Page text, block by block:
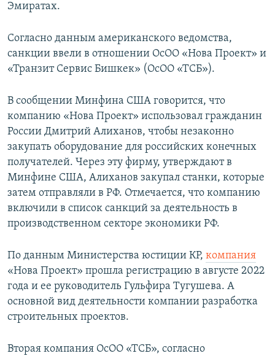
Эмиратах.
Согласно данным американского ведомства,
санкции ввели в отношении ОсОО «Нова Проект» и
«Транзит Сервис Бишкек» (ОсОО «ТСБ»).
В сообщении Минфина США говорится, что
компанию «Нова Проект» использовал гражданин
России Дмитрий Алиханов, чтобы незаконно
закупать оборудование для российских конечных
получателей. Через эту фирму, утверждают в
Минфине США, Алиханов закупал станки, которые
затем отправляли в РФ. Отмечается, что компанию
включили в список санкций за деятельность в
производственном секторе экономики РФ.
По данным Министерства юстиции КР, компания
«Нова Проект» прошла регистрацию в августе 2022
года и ее руководитель Гульфира Тугушева. А
основной вид деятельности компании разработка
строительных проектов.
Вторая компания ОсОО «ТСБ», согласно